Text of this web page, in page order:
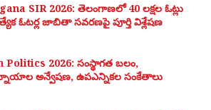
SIR 2026: తెలంగాణలో 40 లక్షల ఓట్లు
ఓటర్ల జాబితా సవరణపై పూర్తి విశ్లేషణ
Politics 2026: సంస్థాగత బలం,
అన్వేషణ, ఉపఎన్నికల సంకేతాలు